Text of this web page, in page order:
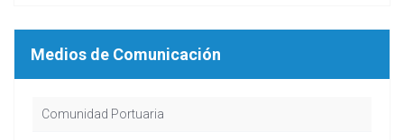
Medios de Comunicación
Comunidad Portuaria